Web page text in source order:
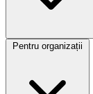
Pentru organizații